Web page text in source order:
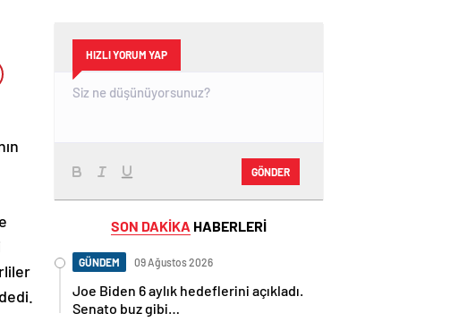
HIZLI YORUM YAP
GÖNDER
SON DAKİKA HABERLERİ
GÜNDEM 09 Ağustos 2026
Joe Biden 6 aylık hedeflerini açıkladı.
Senato buz gibi…